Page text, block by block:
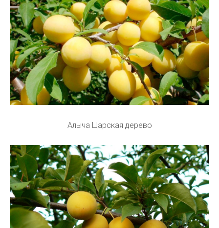
Алыча Царская дерево